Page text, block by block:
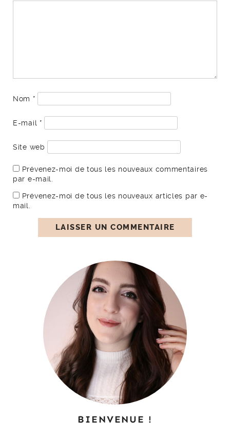
Nom *
E-mail *
Site web
Prévenez-moi de tous les nouveaux commentaires
par e-mail.
Prévenez-moi de tous les nouveaux articles par e-
mail.
BIENVENUE !